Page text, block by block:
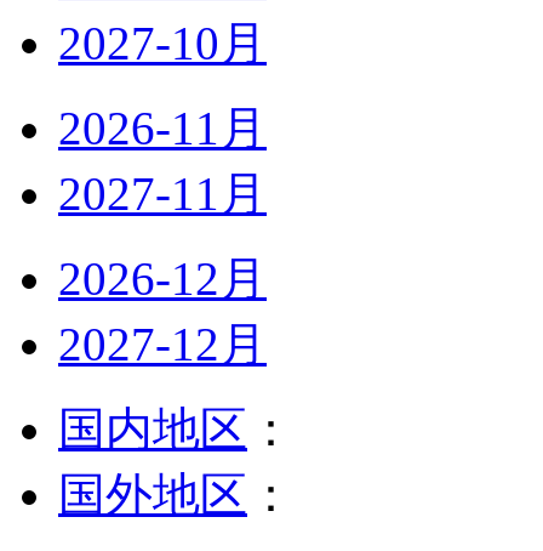
2027-10月
2026-11月
2027-11月
2026-12月
2027-12月
国内地区 ：
国外地区 ：